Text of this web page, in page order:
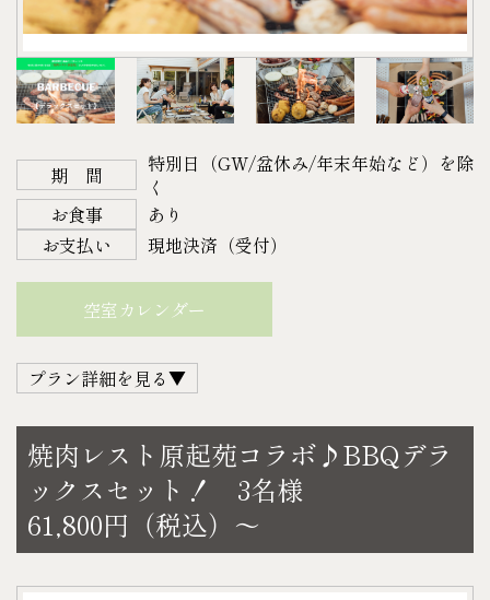
・檸檬堂（定番）
〈B.アルコール〉
・アサヒスーパードライ 350㎖
・プレミアムモルツ 350㎖
・キリン スミノフアイスオリジナル 275㎖
〈C.ソフトドリンク〉
・お茶
・ファンタ
・ミネラルウォーター
各500㎖（仕入れ状況により内容量がかわる事がござ
います）
〈D.スナック菓子〉
・スナック菓子1袋（指定不可）
期 間
特別日（GW/盆休み/年末年始など）を除
く
お食事
あり
お支払い
現地決済（受付）
空室カレンダー
プラン詳細を見る▼
観音寺の老舗焼肉店『焼肉レスト原起苑』さん
地元民に愛され続ける観音寺の名店。お肉屋さんが
経営しているので本格的な味を楽しめます。
ぜひ、本格焼肉をゲストハウスでご堪能ください♪
【デラックスセット】（2人前）
上カルビ、上モモ、ハラミ、タン、ホルモン、た
焼肉レスト原起苑コラボ♪BBQデラ
ックスセット！ 3名様
61,800円（税込）～